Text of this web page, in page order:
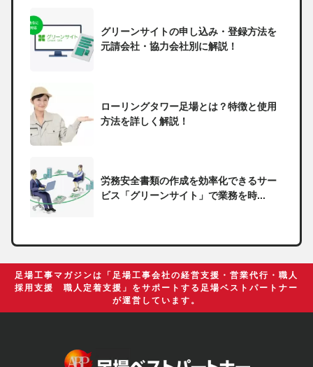
グリーンサイトの申し込み・登録方法を
元請会社・協力会社別に解説！
ローリングタワー足場とは？特徴と使用
方法を詳しく解説！
労務安全書類の作成を効率化できるサー
ビス「グリーンサイト」で業務を時...
届いたらどうしたらいい？
足場工事マガジンは「足場工事会社の経営支援・営業代行・職人
採用支援 職人定着支援」をサポートする足場ベストパートナー
が運営しています。